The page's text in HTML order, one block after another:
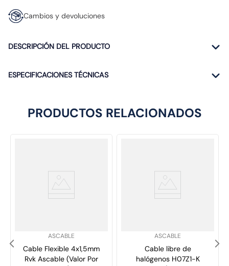
Cambios y devoluciones
DESCRIPCIÓN DEL PRODUCTO
ESPECIFICACIONES TÉCNICAS
PRODUCTOS RELACIONADOS
ASCABLE
Cable Flexible 4x1,5mm
Rvk Ascable (Valor Por
ASCABLE
Cable libre de
halógenos H07Z1-K